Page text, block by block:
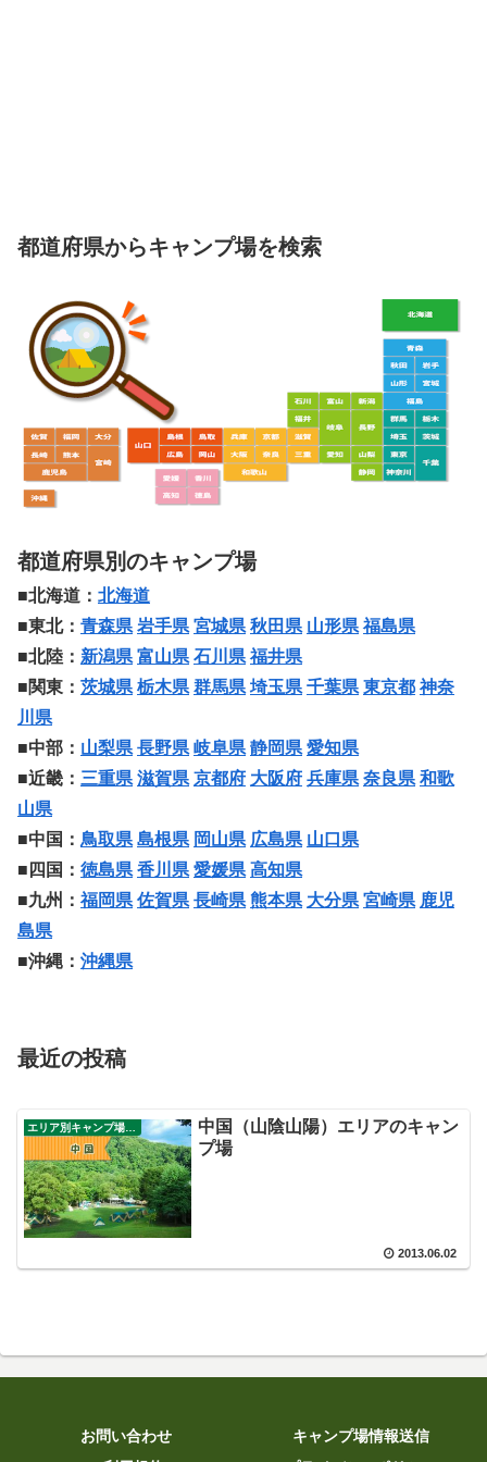
都道府県からキャンプ場を検索
都道府県別のキャンプ場
■北海道： 北海道
■東北： 青森県 岩手県 宮城県 秋田県 山形県 福島県
■北陸： 新潟県 富山県 石川県 福井県
■関東： 茨城県 栃木県 群馬県 埼玉県 千葉県 東京都 神奈
川県
■中部： 山梨県 長野県 岐阜県 静岡県 愛知県
■近畿： 三重県 滋賀県 京都府 大阪府 兵庫県 奈良県 和歌
山県
■中国： 鳥取県 島根県 岡山県 広島県 山口県
■四国： 徳島県 香川県 愛媛県 高知県
■九州： 福岡県 佐賀県 長崎県 熊本県 大分県 宮崎県 鹿児
島県
■沖縄： 沖縄県
最近の投稿
中国（山陰山陽）エリアのキャン
プ場
2013.06.02
お問い合わせ
キャンプ場情報送信